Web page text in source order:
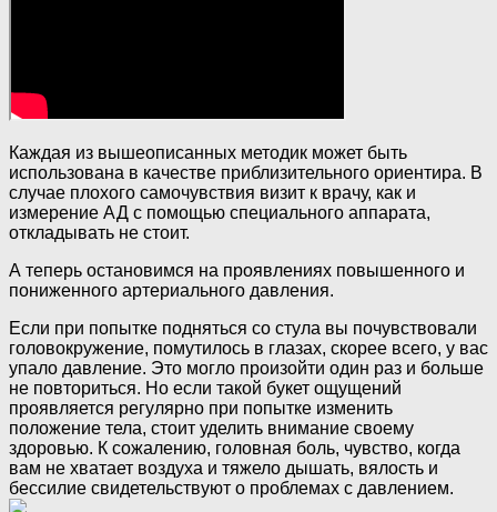
Каждая из вышеописанных методик может быть
использована в качестве приблизительного ориентира. В
случае плохого самочувствия визит к врачу, как и
измерение АД с помощью специального аппарата,
откладывать не стоит.
А теперь остановимся на проявлениях повышенного и
пониженного артериального давления.
Если при попытке подняться со стула вы почувствовали
головокружение, помутилось в глазах, скорее всего, у вас
упало давление. Это могло произойти один раз и больше
не повториться. Но если такой букет ощущений
проявляется регулярно при попытке изменить
положение тела, стоит уделить внимание своему
здоровью. К сожалению, головная боль, чувство, когда
вам не хватает воздуха и тяжело дышать, вялость и
бессилие свидетельствуют о проблемах с давлением.